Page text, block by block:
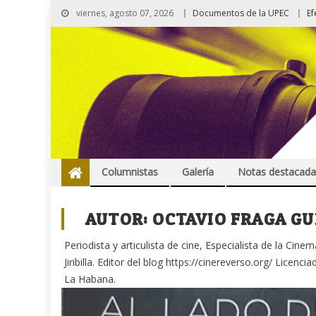
viernes, agosto 07, 2026 Documentos de la UPEC
Columnistas Galería Notas
AUTOR: OCTAVIO FRAGA
Periodista y articulista de cine, Especialista de la
Jiribilla. Editor del blog https://cinereverso.org/
La Habana.